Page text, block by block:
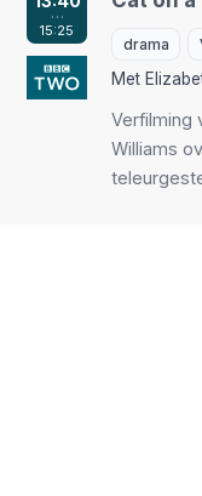
…
15:25
drama
Met
Verfilming
Williams